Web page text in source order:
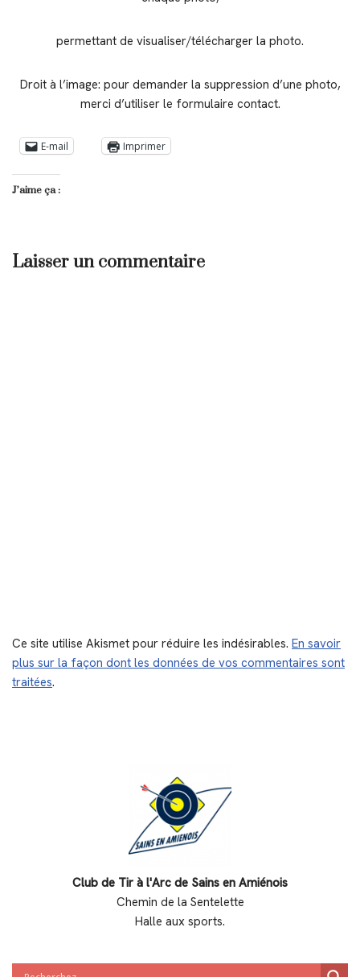
permettant de visualiser/télécharger la photo.
Droit à l’image: pour demander la suppression d’une photo,
merci d’utiliser le formulaire contact.
E-mail Imprimer
J’aime ça :
Laisser un commentaire
Ce site utilise Akismet pour réduire les indésirables. En savoir
plus sur la façon dont les données de vos commentaires sont
traitées.
Club de Tir à l'Arc de Sains en Amiénois
Chemin de la Sentelette
Halle aux sports.